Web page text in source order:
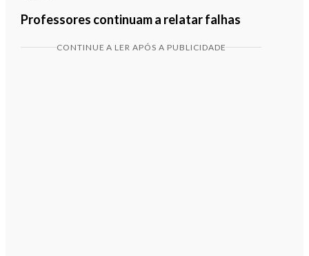
Professores continuam a relatar falhas
CONTINUE A LER APÓS A PUBLICIDADE